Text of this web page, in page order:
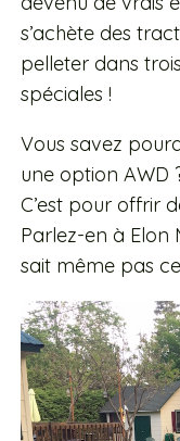
s’achète des
pelleter dans
spéciales !
Vous savez
une option AWD
C’est pour offrir
Parlez-en à Elon
sait même pas